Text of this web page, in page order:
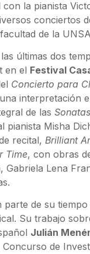
la pianista
conciertos
de la
últimas dos
en el Festival
Concierto para
interpretación
de las
pianista Misha
recital, Brilliant
Time, con obras
Gabriela Lena
parte de su tiempo
Su trabajo
Julián
de